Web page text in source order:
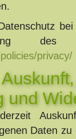
privacy/
und
Daten